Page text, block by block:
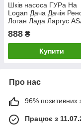
Шків насоса ГУРа На
Logan Дача Дачія
Логан Лада Ларгус
888 ₴
Купити
Про нас
96% позитивних з
Працює з